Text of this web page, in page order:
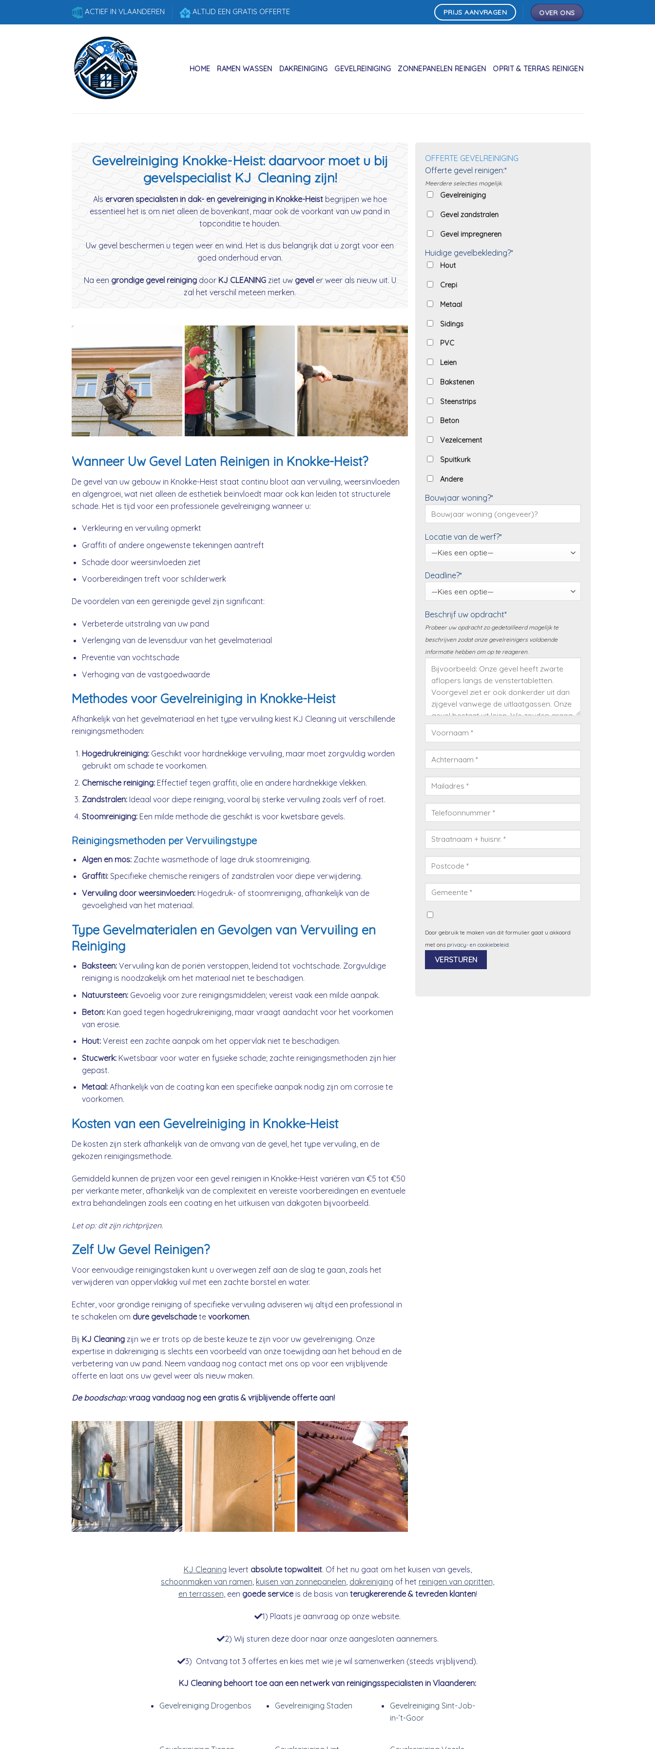
ACTIEF IN VLAANDEREN ALTIJD EEN GRATIS OFFERTE PRIJS AANVRAGEN OVER ONS
HOME RAMEN WASSEN DAKREINIGING GEVELREINIGING ZONNEPANELEN REINIGEN OPRIT & TERRAS REINIGEN
Gevelreiniging Knokke-Heist: daarvoor moet u bij
gevelspecialist KJ Cleaning zijn!
Als ervaren specialisten in dak- en gevelreiniging in Knokke-Heistbegrijpen we hoe
essentieel het is om niet alleen de bovenkant, maar ook de voorkant van uw pand in
topconditie te houden.
Uw gevel beschermen u tegen weer en wind. Het is dus belangrijk dat u zorgt voor een
goed onderhoud ervan.
Na een grondige gevel reinigingdoorKJ CLEANINGziet uw geveler weer als nieuw uit. U
zal het verschil meteen merken.
Wanneer Uw Gevel Laten Reinigen in Knokke-Heist?
De gevel van uw gebouw in Knokke-Heist staat continu bloot aan vervuiling, weersinvloeden
en algengroei, wat niet alleen de esthetiek beïnvloedt maar ook kan leiden tot structurele
schade. Het is tijd voor een professionele gevelreiniging wanneer u:
Verkleuring en vervuiling opmerkt
Graffiti of andere ongewenste tekeningen aantreft
Schade door weersinvloeden ziet
Voorbereidingen treft voor schilderwerk
De voordelen van een gereinigde gevel zijn significant:
Verbeterde uitstraling van uw pand
Verlenging van de levensduur van het gevelmateriaal
Preventie van vochtschade
Verhoging van de vastgoedwaarde
Methodes voor Gevelreiniging in Knokke-Heist
Afhankelijk van het gevelmateriaal en het type vervuiling kiest KJ Cleaning uit verschillende
reinigingsmethoden:
Hogedrukreiniging:Geschikt voor hardnekkige vervuiling, maar moet zorgvuldig worden
gebruikt om schade te voorkomen.
Chemische reiniging:Effectief tegen graffiti, olie en andere hardnekkige vlekken.
Zandstralen:Ideaal voor diepe reiniging, vooral bij sterke vervuiling zoals verf of roet.
Stoomreiniging:Een milde methode die geschikt is voor kwetsbare gevels.
Reinigingsmethoden per Vervuilingstype
Algen en mos:Zachte wasmethode of lage druk stoomreiniging.
Graffiti:Specifieke chemische reinigers of zandstralen voor diepe verwijdering.
Vervuiling door weersinvloeden:Hogedruk- of stoomreiniging, afhankelijk van de
gevoeligheid van het materiaal.
Type Gevelmaterialen en Gevolgen van Vervuiling en
Reiniging
Baksteen:Vervuiling kan de poriën verstoppen, leidend tot vochtschade. Zorgvuldige
reiniging is noodzakelijk om het materiaal niet te beschadigen.
Natuursteen:Gevoelig voor zure reinigingsmiddelen; vereist vaak een milde aanpak.
Beton:Kan goed tegen hogedrukreiniging, maar vraagt aandacht voor het voorkomen
van erosie.
Hout:Vereist een zachte aanpak om het oppervlak niet te beschadigen.
Stucwerk:Kwetsbaar voor water en fysieke schade; zachte reinigingsmethoden zijn hier
gepast.
Metaal:Afhankelijk van de coating kan een specifieke aanpak nodig zijn om corrosie te
voorkomen.
Kosten van een Gevelreiniging in Knokke-Heist
De kosten zijn sterk afhankelijk van de omvang van de gevel, het type vervuiling, en de
gekozen reinigingsmethode.
Gemiddeld kunnen de prijzen voor een gevel reinigien in Knokke-Heist variëren van €5 tot €50
per vierkante meter, afhankelijk van de complexiteit en vereiste voorbereidingen en eventuele
extra behandelingen zoals een coating en het uitkuisen van dakgoten bijvoorbeeld.
Let op: dit zijn richtprijzen.
Zelf Uw Gevel Reinigen?
Voor eenvoudige reinigingstaken kunt u overwegen zelf aan de slag te gaan, zoals het
verwijderen van oppervlakkig vuil met een zachte borstel en water.
Echter, voor grondige reiniging of specifieke vervuiling adviseren wij altijd een professional in
te schakelen om dure gevelschadete voorkomen.
Bij KJ Cleaning zijn we er trots op de beste keuze te zijn voor uw gevelreiniging. Onze
expertise in dakreiniging is slechts een voorbeeld van onze toewijding aan het behoud en de
verbetering van uw pand. Neem vandaag nog contact met ons op voor een vrijblijvende
offerte en laat ons uw gevel weer als nieuw maken.
De boodschap:vraag vandaag nog een gratis & vrijblijvende offerte aan!
OFFERTE GEVELREINIGING
Offerte gevel reinigen:*
Meerdere selecties mogelijk.
Gevelreiniging
Gevel zandstralen
Gevel impregneren
Huidige gevelbekleding?*
Hout
Crepi
Metaal
Sidings
PVC
Leien
Bakstenen
Steenstrips
Beton
Vezelcement
Spuitkurk
Andere
Bouwjaar woning?*
Locatie van de werf?*
Deadline?*
Beschrijf uw opdracht*
Probeer uw opdracht zo gedetailleerd mogelijk te
beschrijven zodat onze gevelreinigers voldoende
informatie hebben om op te reageren.
Door gebruik te maken van dit formulier gaat u akkoord
met ons privacy- en cookiebeleid.
KJ Cleaning levert absolute topwaliteit. Of het nu gaat om het kuisen van gevels,
schoonmaken van ramen, kuisen van zonnepanelen, dakreiniging of het reinigen van opritten,
en terrassen, een goede serviceis de basis van terugkererende & tevreden klanten!
1) Plaats je aanvraag op onze website.
2) Wij sturen deze door naar onze aangesloten aannemers.
3) Ontvang tot 3 offertes en kies met wie je wil samenwerken (steeds vrijblijvend).
KJ Cleaning behoort toe aan een netwerk van reinigingsspecialisten in Vlaanderen:
Gevelreiniging Drogenbos Gevelreiniging Staden
Gevelreiniging Sint-Job-
in-’t-Goor